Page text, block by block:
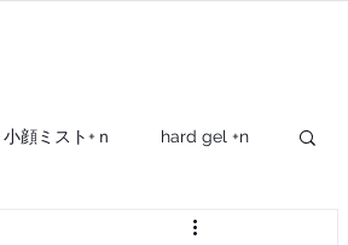
小顔ミスト+ｎ hard gel +n
cray+